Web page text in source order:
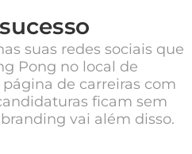
suas redes sociais que
Pong no local de
de carreiras com
ficam sem
vai além disso.